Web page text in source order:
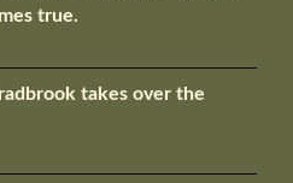
true.
takes over the